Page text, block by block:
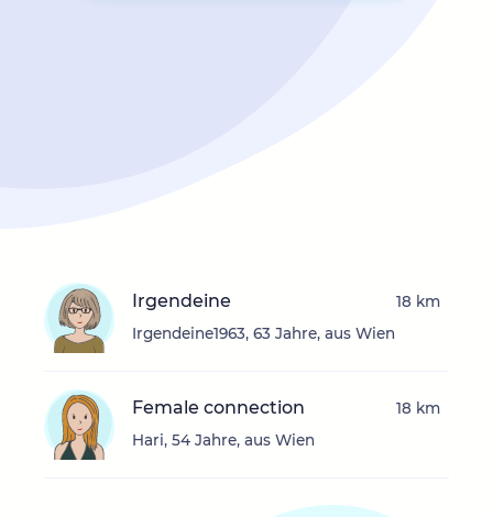
Irgendeine
Irgendeine1963, 63 Jahre, aus Wien
18 km
Female connection
Hari, 54 Jahre, aus Wien
18 km